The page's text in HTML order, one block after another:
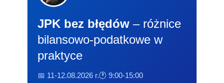
JPK bez błędów – różnice
bilansowo-podatkowe w
praktyce
📅 11-12.08.2026 r.🕐 9:00-15:00